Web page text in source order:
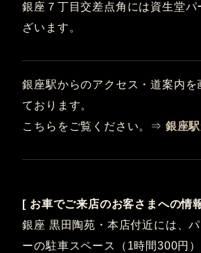
銀座７丁目交差点角には資生堂パ
ざいます。
銀座駅からのアクセス・道案内を
ております。
こちらをご覧ください。⇒ 銀座
[ お車でご来店のお客さまへの情
銀座 黒田陶苑・本店付近には、
ーの駐車スペース（1時間300円